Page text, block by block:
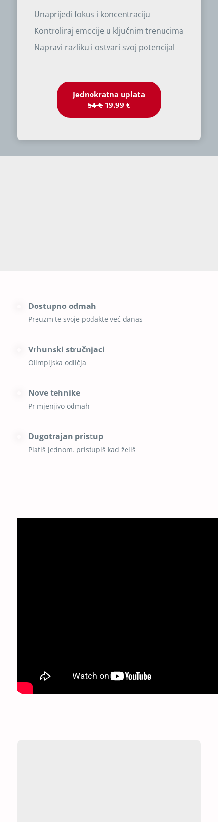
Unaprijedi fokus i koncentraciju
Kontroliraj emocije u ključnim trenucima
Napravi razliku i ostvari svoj potencijal
Jednokratna uplata
54 € 19.99 €
Dostupno odmah
Preuzmite svoje podakte već danas
Vrhunski stručnjaci
Olimpijska odličja
Nove tehnike
Primjenjivo odmah
Dugotrajan pristup
Platiš jednom, pristupiš kad želiš